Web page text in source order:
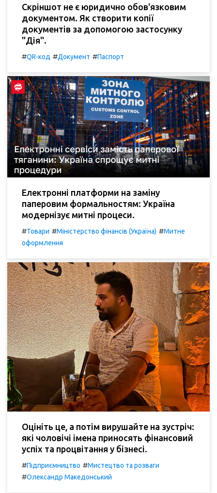
Скріншот не є юридично обов'язковим
документом. Як створити копії
документів за допомогою застосунку
"Дія".
#QR-код #Документ #Паспорт
Електронні платформи на заміну
паперовим формальностям: Україна
модернізує митні процеси.
#Товари #Міністерство фінансів (Україна) #Митне
оформлення
Оцініть це, а потім вирушайте на зустріч:
які чоловічі імена приносять фінансовий
успіх та процвітання у бізнесі.
#Підприємництво #Мистецтво та розваги
#Олександр Македонський